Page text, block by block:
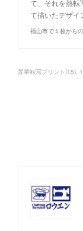
て、それを熱転
て描いたデザイ
昇華転写プリント (15)